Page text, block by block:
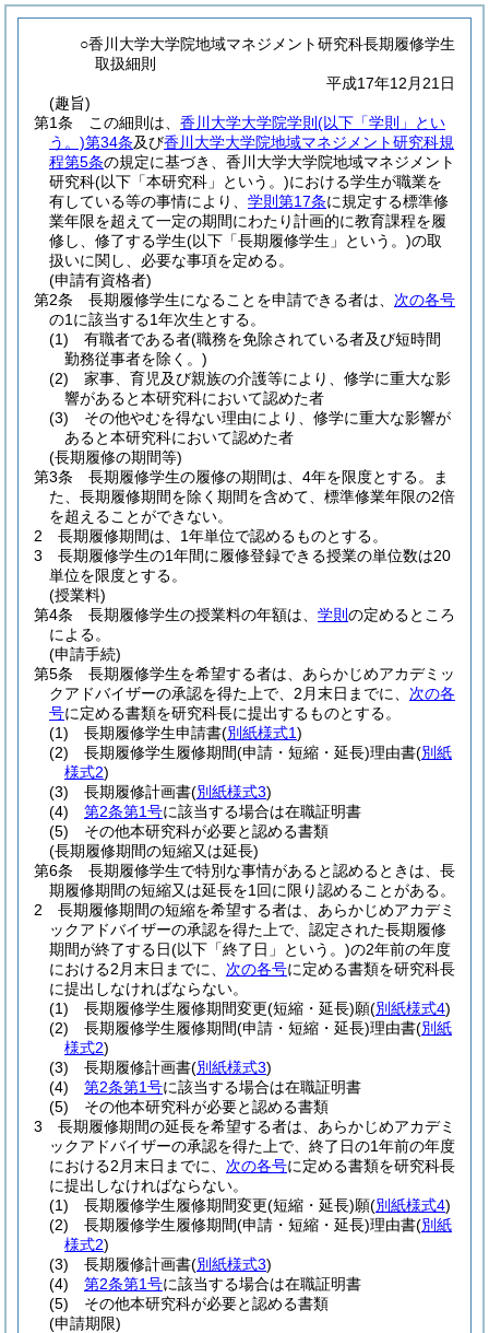
○香川大学大学院地域マネジメント研究科長期履修学生
取扱細則
平成17年12月21日
(趣旨)
第1条
この細則は、 香川大学大学院学則 (以下「学則」とい
う。)第34条及び香川大学大学院地域マネジメント研究科規
程第5条の規定に基づき、香川大学大学院地域マネジメント
研究科(以下「本研究科」という。)における学生が職業を
有している等の事情により、 学則第17条に規定する標準修
業年限を超えて一定の期間にわたり計画的に教育課程を履
修し、修了する学生(以下「長期履修学生」という。)の取
扱いに関し、必要な事項を定める。
(申請有資格者)
第2条
長期履修学生になることを申請できる者は、 次の各号
の1に該当する1年次生とする。
(1)
有職者である者(職務を免除されている者及び短時間
勤務従事者を除く。)
(2)
家事、育児及び親族の介護等により、修学に重大な影
響があると本研究科において認めた者
(3)
その他やむを得ない理由により、修学に重大な影響が
あると本研究科において認めた者
(長期履修の期間等)
第3条
長期履修学生の履修の期間は、4年を限度とする。
ま
た、長期履修期間を除く期間を含めて、標準修業年限の2倍
を超えることができない。
2
長期履修期間は、1年単位で認めるものとする。
3
長期履修学生の1年間に履修登録できる授業の単位数は20
単位を限度とする。
(授業料)
第4条
長期履修学生の授業料の年額は、 学則 の定めるところ
による。
(申請手続)
第5条
長期履修学生を希望する者は、あらかじめアカデミッ
クアドバイザーの承認を得た上で、2月末日までに、 次の各
号に定める書類を研究科長に提出するものとする。
(1)
長期履修学生申請書(別紙様式1)
(2)
長期履修学生履修期間(申請・短縮・延長)理由書(別紙
様式2)
(3)
長期履修計画書(別紙様式3)
(4)
第2条第1号に該当する場合は在職証明書
(5)
その他本研究科が必要と認める書類
(長期履修期間の短縮又は延長)
第6条
長期履修学生で特別な事情があると認めるときは、長
期履修期間の短縮又は延長を1回に限り認めることがある。
2
長期履修期間の短縮を希望する者は、あらかじめアカデミ
ックアドバイザーの承認を得た上で、認定された長期履修
期間が終了する日(以下「終了日」という。)の2年前の年度
における2月末日までに、 次の各号に定める書類を研究科長
に提出しなければならない。
(1)
長期履修学生履修期間変更(短縮・延長)願(別紙様式4)
(2)
長期履修学生履修期間(申請・短縮・延長)理由書(別紙
様式2)
(3)
長期履修計画書(別紙様式3)
(4)
第2条第1号に該当する場合は在職証明書
(5)
その他本研究科が必要と認める書類
3
長期履修期間の延長を希望する者は、あらかじめアカデミ
ックアドバイザーの承認を得た上で、終了日の1年前の年度
における2月末日までに、 次の各号に定める書類を研究科長
に提出しなければならない。
(1)
長期履修学生履修期間変更(短縮・延長)願(別紙様式4)
(2)
長期履修学生履修期間(申請・短縮・延長)理由書(別紙
様式2)
(3)
長期履修計画書(別紙様式3)
(4)
第2条第1号に該当する場合は在職証明書
(5)
その他本研究科が必要と認める書類
(申請期限)